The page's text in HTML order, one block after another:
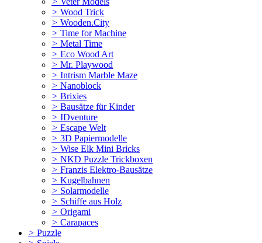
> Wood Trick
> Wooden.City
> Time for Machine
> Metal Time
> Eco Wood Art
> Mr. Playwood
> Intrism Marble Maze
> Nanoblock
> Brixies
> Bausätze für Kinder
> IDventure
> Escape Welt
> 3D Papiermodelle
> Wise Elk Mini Bricks
> NKD Puzzle Trickboxen
> Franzis Elektro-Bausätze
> Kugelbahnen
> Solarmodelle
> Schiffe aus Holz
> Origami
> Carapaces
> Puzzle